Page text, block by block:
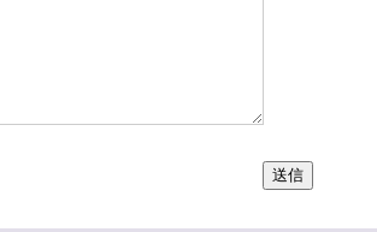
送信